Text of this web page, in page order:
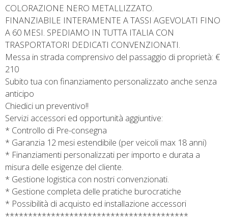
COLORAZIONE NERO METALLIZZATO.
FINANZIABILE INTERAMENTE A TASSI AGEVOLATI FINO
A 60 MESI. SPEDIAMO IN TUTTA ITALIA CON
TRASPORTATORI DEDICATI CONVENZIONATI.
Messa in strada comprensivo del passaggio di proprietà: €
210
Subito tua con finanziamento personalizzato anche senza
anticipo
Chiedici un preventivo!!
Servizi accessori ed opportunità aggiuntive:
* Controllo di Pre-consegna
* Garanzia 12 mesi estendibile (per veicoli max 18 anni)
* Finanziamenti personalizzati per importo e durata a
misura delle esigenze del cliente.
* Gestione logistica con nostri convenzionati.
* Gestione completa delle pratiche burocratiche
* Possibilità di acquisto ed installazione accessori
****************************************